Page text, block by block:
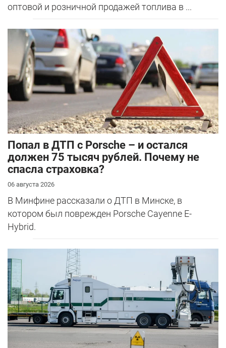
оптовой и розничной продажей топлива в ...
​Попал в ДТП с Porsche – и остался
должен 75 тысяч рублей. Почему не
спасла страховка?
06 августа 2026
В Минфине рассказали о ДТП в Минске, в
котором был поврежден Porsche Cayenne E-
Hybrid.